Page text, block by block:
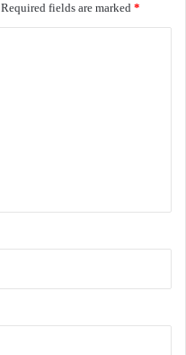
Required fields are marked *